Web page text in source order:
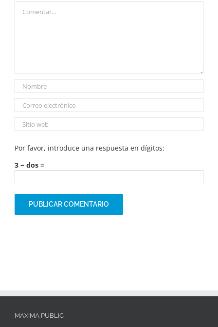
Por favor, introduce una respuesta en dígitos:
3 − dos =
MAXIMA PUBLIC